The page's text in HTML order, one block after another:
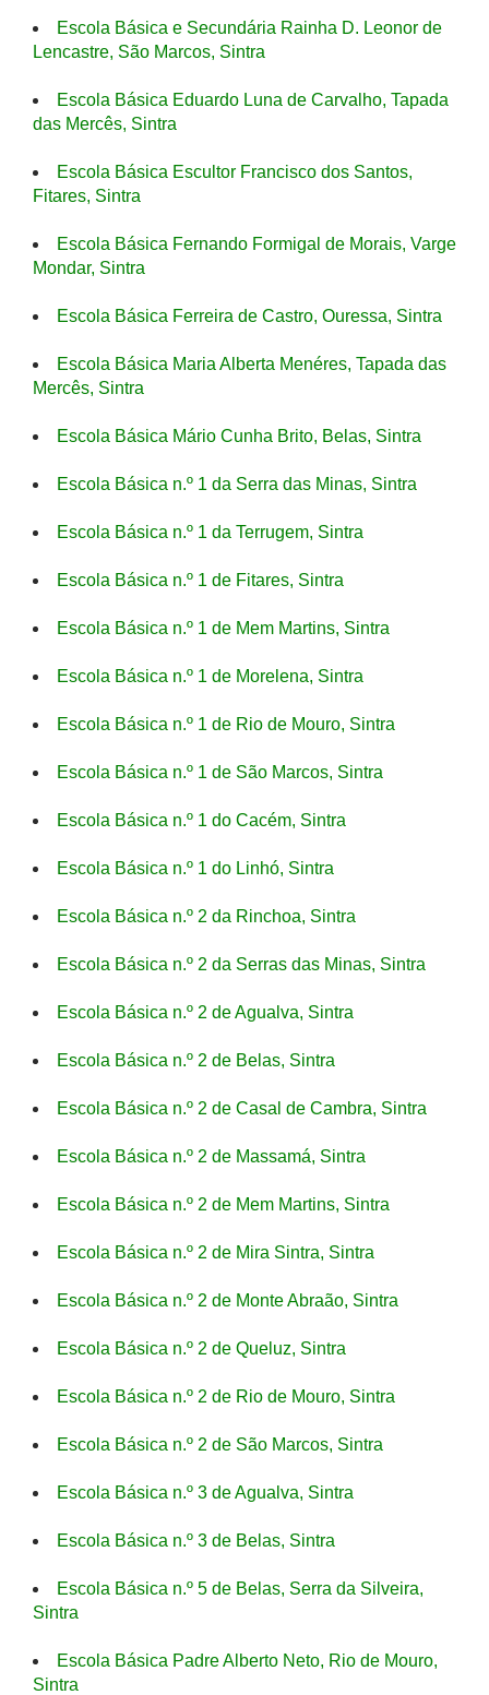
Escola Básica e Secundária Rainha D. Leonor de
Lencastre, São Marcos, Sintra
Escola Básica Eduardo Luna de Carvalho, Tapada
das Mercês, Sintra
Escola Básica Escultor Francisco dos Santos,
Fitares, Sintra
Escola Básica Fernando Formigal de Morais, Varge
Mondar, Sintra
Escola Básica Ferreira de Castro, Ouressa, Sintra
Escola Básica Maria Alberta Menéres, Tapada das
Mercês, Sintra
Escola Básica Mário Cunha Brito, Belas, Sintra
Escola Básica n.º 1 da Serra das Minas, Sintra
Escola Básica n.º 1 da Terrugem, Sintra
Escola Básica n.º 1 de Fitares, Sintra
Escola Básica n.º 1 de Mem Martins, Sintra
Escola Básica n.º 1 de Morelena, Sintra
Escola Básica n.º 1 de Rio de Mouro, Sintra
Escola Básica n.º 1 de São Marcos, Sintra
Escola Básica n.º 1 do Cacém, Sintra
Escola Básica n.º 1 do Linhó, Sintra
Escola Básica n.º 2 da Rinchoa, Sintra
Escola Básica n.º 2 da Serras das Minas, Sintra
Escola Básica n.º 2 de Agualva, Sintra
Escola Básica n.º 2 de Belas, Sintra
Escola Básica n.º 2 de Casal de Cambra, Sintra
Escola Básica n.º 2 de Massamá, Sintra
Escola Básica n.º 2 de Mem Martins, Sintra
Escola Básica n.º 2 de Mira Sintra, Sintra
Escola Básica n.º 2 de Monte Abraão, Sintra
Escola Básica n.º 2 de Queluz, Sintra
Escola Básica n.º 2 de Rio de Mouro, Sintra
Escola Básica n.º 2 de São Marcos, Sintra
Escola Básica n.º 3 de Agualva, Sintra
Escola Básica n.º 3 de Belas, Sintra
Escola Básica n.º 5 de Belas, Serra da Silveira,
Sintra
Escola Básica Padre Alberto Neto, Rio de Mouro,
Sintra